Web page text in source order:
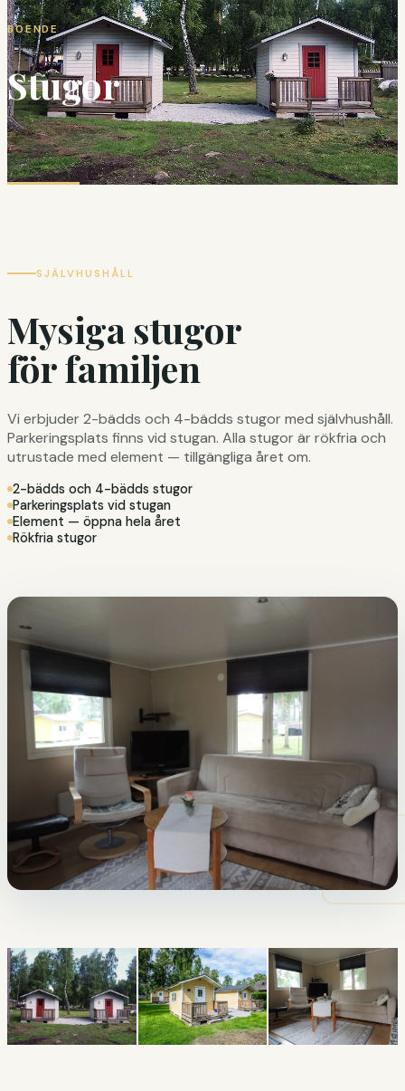
BOENDE
Stugor
SJÄLVHUSHÅLL
Mysiga stugor
för familjen
Vi erbjuder 2-bädds och 4-bädds stugor med självhushåll.
Parkeringsplats finns vid stugan. Alla stugor är rökfria och
utrustade med element — tillgängliga året om.
2-bädds och 4-bädds stugor
Parkeringsplats vid stugan
Element — öppna hela året
Rökfria stugor